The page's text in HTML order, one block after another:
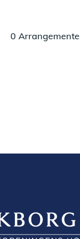
0